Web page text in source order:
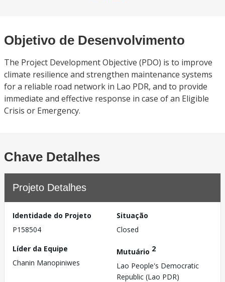
Objetivo de Desenvolvimento
The Project Development Objective (PDO) is to improve
climate resilience and strengthen maintenance systems
for a reliable road network in Lao PDR, and to provide
immediate and effective response in case of an Eligible
Crisis or Emergency.
Chave Detalhes
Projeto Detalhes
Identidade do Projeto
P158504
Situação
Closed
Líder da Equipe
Chanin Manopiniwes
Mutuário 2
Lao People's Democratic
Republic (Lao PDR)